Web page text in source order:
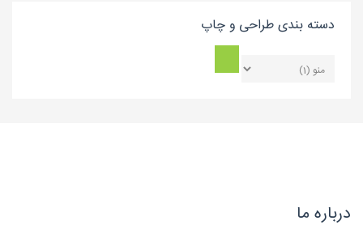
دسته بندی طراحی و چاپ
درباره ما